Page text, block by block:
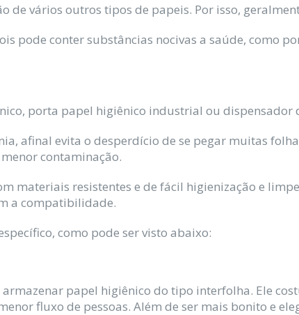
de vários outros tipos de papeis. Por isso,
pode conter substâncias nocivas a saúde, como
porta papel higiênico industrial ou dispensador
afinal evita o desperdício de se pegar muitas
contaminação.
materiais resistentes e de fácil higienização e
a compatibilidade.
como pode ser visto abaixo:
papel higiênico do tipo interfolha. Ele
fluxo de pessoas. Além de ser mais bonito e